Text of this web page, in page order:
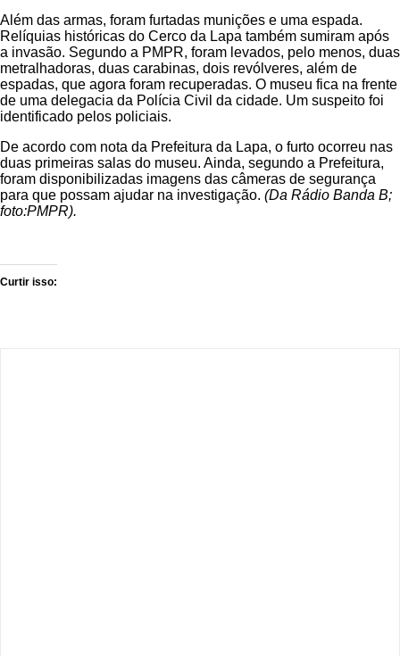
Além das armas, foram furtadas munições e uma espada.
Relíquias históricas do Cerco da Lapa também sumiram após
a invasão. Segundo a PMPR, foram levados, pelo menos, duas
metralhadoras, duas carabinas, dois revólveres, além de
espadas, que agora foram recuperadas. O museu fica na frente
de uma delegacia da Polícia Civil da cidade. Um suspeito foi
identificado pelos policiais.
De acordo com nota da Prefeitura da Lapa, o furto ocorreu nas
duas primeiras salas do museu. Ainda, segundo a Prefeitura,
foram disponibilizadas imagens das câmeras de segurança
para que possam ajudar na investigação. (Da Rádio Banda B;
foto:PMPR).
Curtir isso: